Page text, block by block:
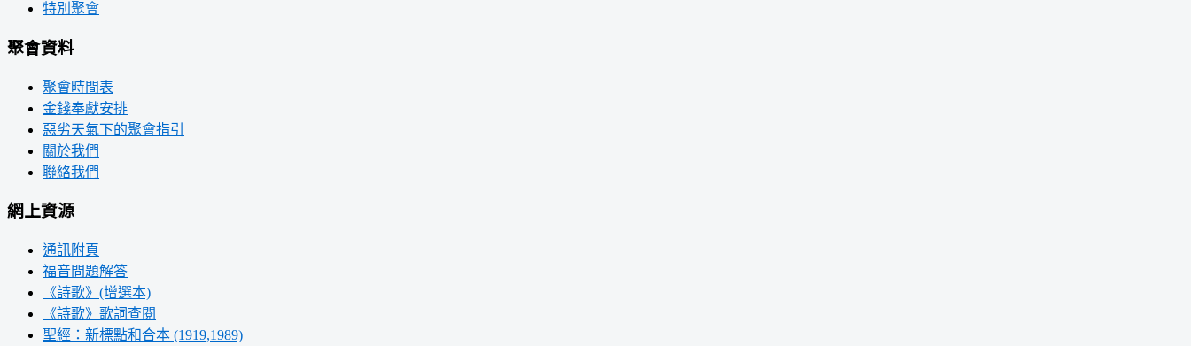
特別聚會
聚會資料
聚會時間表
金錢奉獻安排
惡劣天氣下的聚會指引
關於我們
聯絡我們
網上資源
通訊附頁
福音問題解答
《詩歌》(增選本)
《詩歌》歌詞查閱
聖經：新標點和合本 (1919,1989)